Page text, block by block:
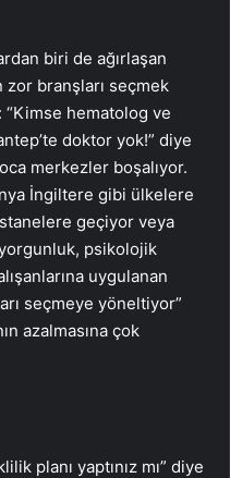
biri de ağırlaşan
branşları seçmek
“Kimse hematolog ve
doktor yok!” diye
merkezler boşalıyor.
İngiltere gibi ülkelere
geçiyor veya
psikolojik
uygulanan
seçmeye yöneltiyor”
azalmasına çok
planı yaptınız mı” diye